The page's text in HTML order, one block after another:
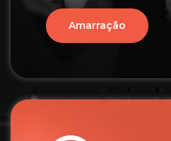
Amarração